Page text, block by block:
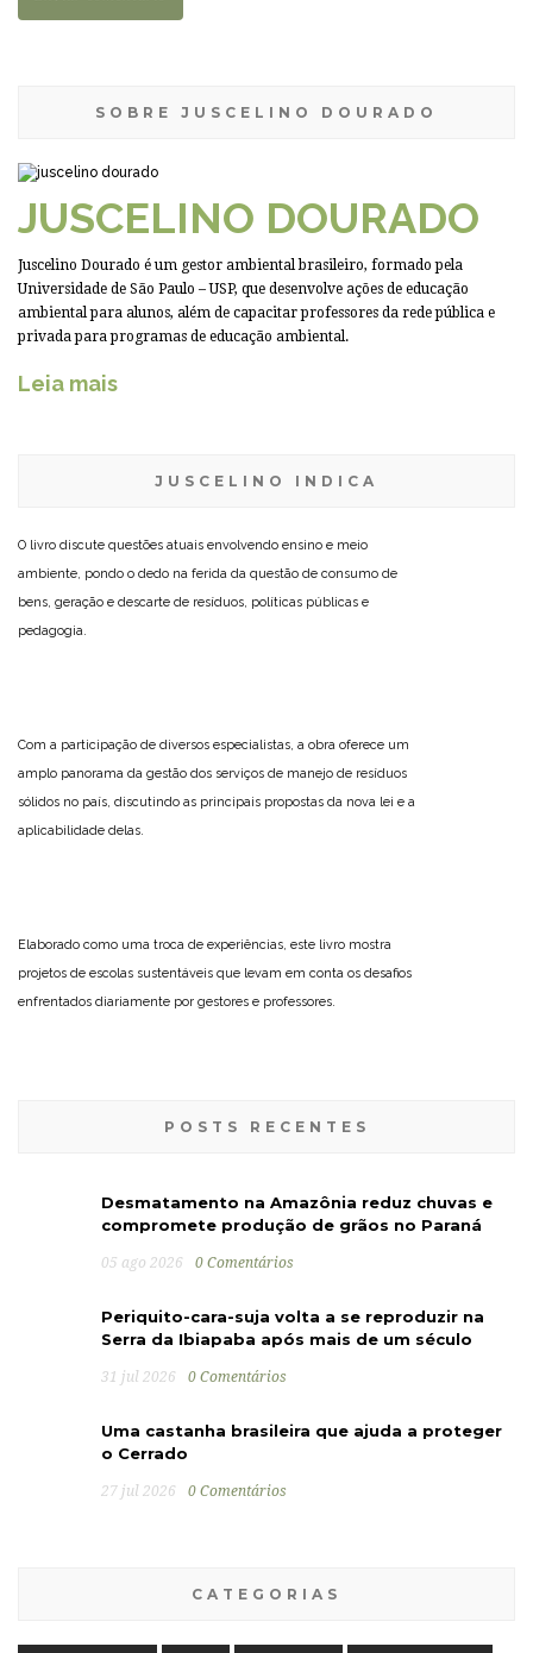
SOBRE JUSCELINO DOURADO
JUSCELINO DOURADO
Juscelino Dourado é um gestor ambiental brasileiro, formado pela
Universidade de São Paulo – USP, que desenvolve ações de educação
ambiental para alunos, além de capacitar professores da rede pública e
privada para programas de educação ambiental.
Leia mais
JUSCELINO INDICA
O livro discute questões atuais envolvendo ensino e meio
ambiente, pondo o dedo na ferida da questão de consumo de
bens, geração e descarte de resíduos, políticas públicas e
pedagogia.
Com a participação de diversos especialistas, a obra oferece um
amplo panorama da gestão dos serviços de manejo de resíduos
sólidos no país, discutindo as principais propostas da nova lei e a
aplicabilidade delas.
Elaborado como uma troca de experiências, este livro mostra
projetos de escolas sustentáveis que levam em conta os desafios
enfrentados diariamente por gestores e professores.
POSTS RECENTES
Desmatamento na Amazônia reduz chuvas e
compromete produção de grãos no Paraná
05 ago 2026 0 Comentários
Periquito-cara-suja volta a se reproduzir na
Serra da Ibiapaba após mais de um século
31 jul 2026 0 Comentários
Uma castanha brasileira que ajuda a proteger
o Cerrado
27 jul 2026 0 Comentários
CATEGORIAS